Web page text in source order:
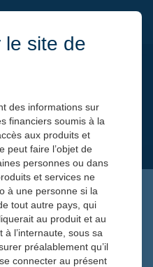
PÉPITES DE
le site de
des informations sur
financiers soumis à la
aux produits et
peut faire l’objet de
personnes ou dans
et services ne
à une personne si la
tout autre pays, qui
au produit et au
à l’internaute, sous sa
préalablement qu’il
connecter au présent